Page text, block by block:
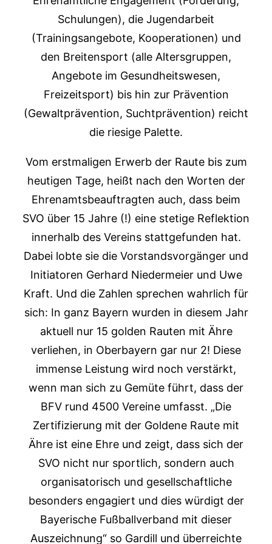
Schulungen), die Jugendarbeit
(Trainingsangebote, Kooperationen) und
den Breitensport (alle Altersgruppen,
Angebote im Gesundheitswesen,
Freizeitsport) bis hin zur Prävention
(Gewaltprävention, Suchtprävention) reicht
die riesige Palette.
Vom erstmaligen Erwerb der Raute bis zum
heutigen Tage, heißt nach den Worten der
Ehrenamtsbeauftragten auch, dass beim
SVO über 15 Jahre (!) eine stetige Reflektion
innerhalb des Vereins stattgefunden hat.
Dabei lobte sie die Vorstandsvorgänger und
Initiatoren Gerhard Niedermeier und Uwe
Kraft. Und die Zahlen sprechen wahrlich für
sich: In ganz Bayern wurden in diesem Jahr
aktuell nur 15 golden Rauten mit Ähre
verliehen, in Oberbayern gar nur 2! Diese
immense Leistung wird noch verstärkt,
wenn man sich zu Gemüte führt, dass der
BFV rund 4500 Vereine umfasst. „Die
Zertifizierung mit der Goldene Raute mit
Ähre ist eine Ehre und zeigt, dass sich der
SVO nicht nur sportlich, sondern auch
organisatorisch und gesellschaftliche
besonders engagiert und dies würdigt der
Bayerische Fußballverband mit dieser
Auszeichnung“ so Gardill und überreichte